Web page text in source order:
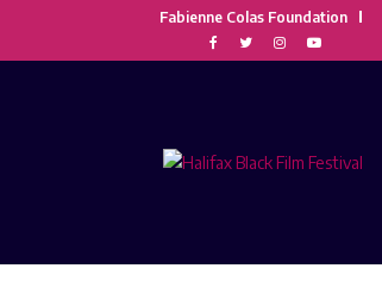
Fabienne Colas Foundation